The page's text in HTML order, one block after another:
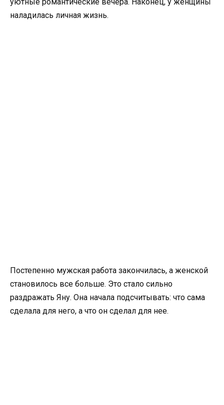
уютные романтические вечера. Наконец, у женщины
наладилась личная жизнь.
Постепенно мужская работа закончилась, а женской
становилось все больше. Это стало сильно
раздражать Яну. Она начала подсчитывать: что сама
сделала для него, а что он сделал для нее.